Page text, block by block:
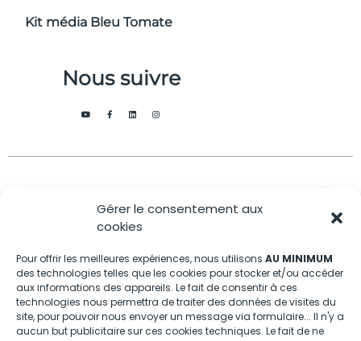
Gérer le consentement aux
cookies
Pour offrir les meilleures expériences, nous utilisons AU MINIMUM
des technologies telles que les cookies pour stocker et/ou accéder
aux informations des appareils. Le fait de consentir à ces
technologies nous permettra de traiter des données de visites du
site, pour pouvoir nous envoyer un message via formulaire... Il n'y a
aucun but publicitaire sur ces cookies techniques. Le fait de ne
Kit média Bleu Tomate
Nous suivre
Ce magazine est
édité par notre
|
de